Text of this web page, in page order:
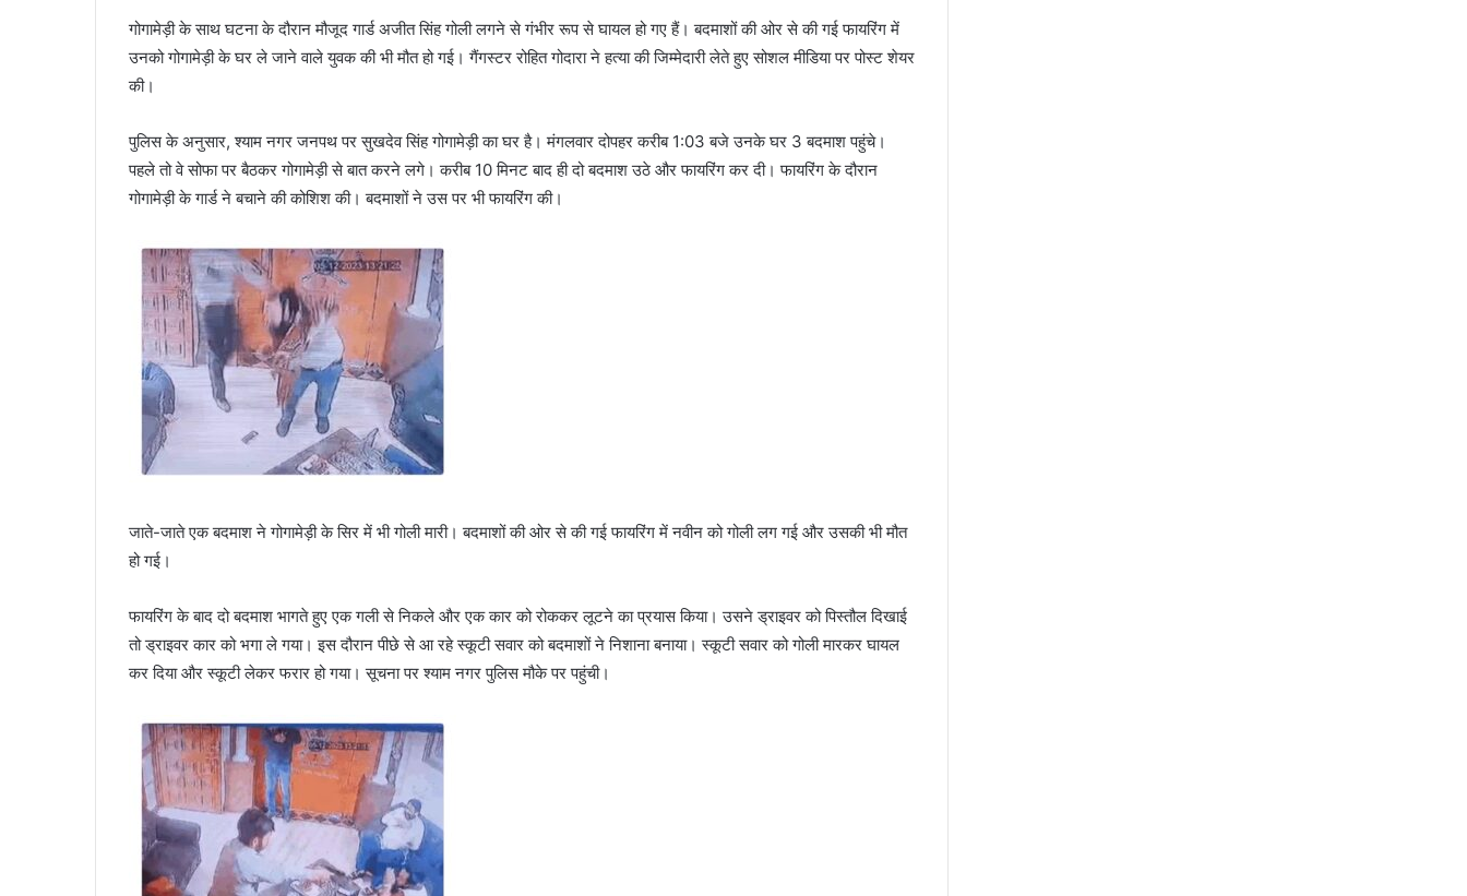
गोगामेड़ी के साथ घटना के दौरान मौजूद गार्ड अजीत सिंह गोली लगने से गंभीर रूप से घायल हो गए हैं। बदमाशों की ओर से की गई फायरिंग में
उनको गोगामेड़ी के घर ले जाने वाले युवक की भी मौत हो गई। गैंगस्टर रोहित गोदारा ने हत्या की जिम्मेदारी लेते हुए सोशल मीडिया पर पोस्ट शेयर
की।
पुलिस के अनुसार, श्याम नगर जनपथ पर सुखदेव सिंह गोगामेड़ी का घर है। मंगलवार दोपहर करीब 1:03 बजे उनके घर 3 बदमाश पहुंचे।
पहले तो वे सोफा पर बैठकर गोगामेड़ी से बात करने लगे। करीब 10 मिनट बाद ही दो बदमाश उठे और फायरिंग कर दी। फायरिंग के दौरान
गोगामेड़ी के गार्ड ने बचाने की कोशिश की। बदमाशों ने उस पर भी फायरिंग की।
जाते-जाते एक बदमाश ने गोगामेड़ी के सिर में भी गोली मारी। बदमाशों की ओर से की गई फायरिंग में नवीन को गोली लग गई और उसकी भी मौत
हो गई।
फायरिंग के बाद दो बदमाश भागते हुए एक गली से निकले और एक कार को रोककर लूटने का प्रयास किया। उसने ड्राइवर को पिस्तौल दिखाई
तो ड्राइवर कार को भगा ले गया। इस दौरान पीछे से आ रहे स्कूटी सवार को बदमाशों ने निशाना बनाया। स्कूटी सवार को गोली मारकर घायल
कर दिया और स्कूटी लेकर फरार हो गया। सूचना पर श्याम नगर पुलिस मौके पर पहुंची।